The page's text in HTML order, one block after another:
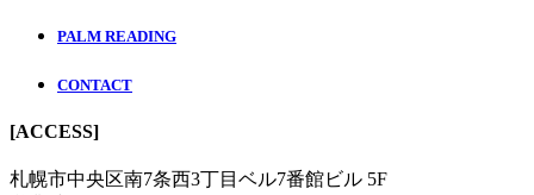
PALM READING
CONTACT
[ACCESS]
札幌市中央区南7条西3丁目ベル7番館ビル 5F